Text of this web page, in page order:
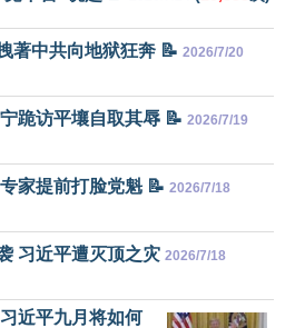
著中共向地狱狂奔 📝 2026/7/20
跪访平壤自取其辱 📝 2026/7/19
家提前打脸党魁 📝 2026/7/18
习近平遭灭顶之灾 2026/7/18
近平九月将如何